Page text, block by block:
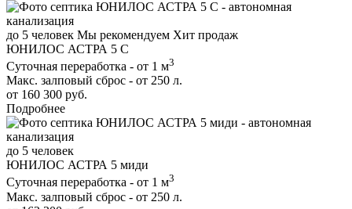
до 5 человек Мы рекомендуем Хит продаж
ЮНИЛОС АСТРА 5 С
Суточная переработка - от 1 м3
Макс. залповый сброс - от 250 л.
от 160 300 руб.
Подробнее
до 5 человек
ЮНИЛОС АСТРА 5 миди
Суточная переработка - от 1 м3
Макс. залповый сброс - от 250 л.